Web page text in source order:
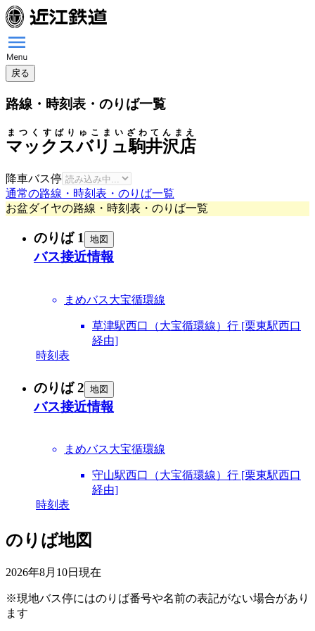
戻る
路線・時刻表・のりば一覧
マックスバリュ駒井沢店
まつくすばりゅこまいざわてんまえ
降車バス停
通常の路線・時刻表・のりば一覧
お盆ダイヤの路線・時刻表・のりば一覧
のりば 1 地図
バス接近情報
まめバス大宝循環線
草津駅西口（大宝循環線）行 [栗東駅西口
経由]
時刻表
のりば 2 地図
バス接近情報
まめバス大宝循環線
守山駅西口（大宝循環線）行 [栗東駅西口
経由]
時刻表
のりば地図
2026年8月10日 現在
※現地バス停にはのりば番号や名前の表記がない場合があり
ます